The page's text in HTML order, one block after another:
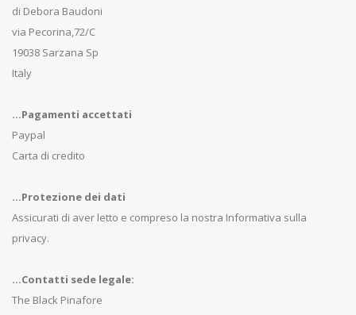
di Debora Baudoni
via Pecorina,72/C
19038 Sarzana Sp
Italy
...Pagamenti accettati
Paypal
Carta di credito
...Protezione dei dati
Assicurati di aver letto e compreso la nostra Informativa sulla
privacy.
...Contatti sede legale:
The Black Pinafore